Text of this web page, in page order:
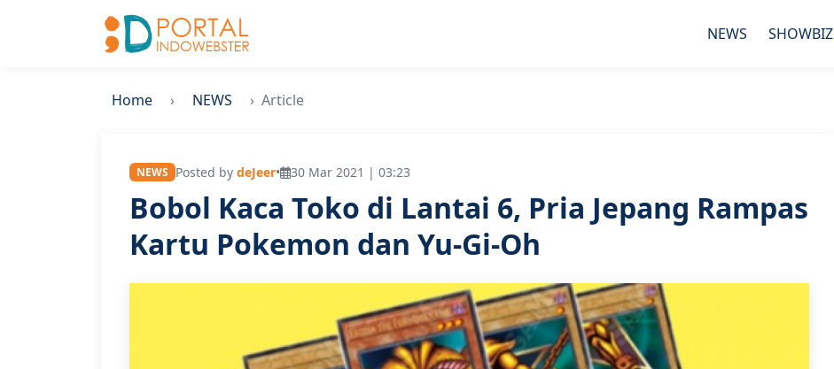
NEWS SHOWBIZ
Home NEWS Article
NEWS Posted by deJeer• 30 Mar 2021 | 03:23
Bobol Kaca Toko di Lantai 6, Pria Jepang Rampas
Kartu Pokemon dan Yu-Gi-Oh